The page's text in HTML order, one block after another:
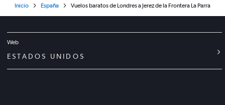
Inicio España Vuelos baratos de Londres a Jerez de la Frontera La Parra
Web
ESTADOS UNIDOS